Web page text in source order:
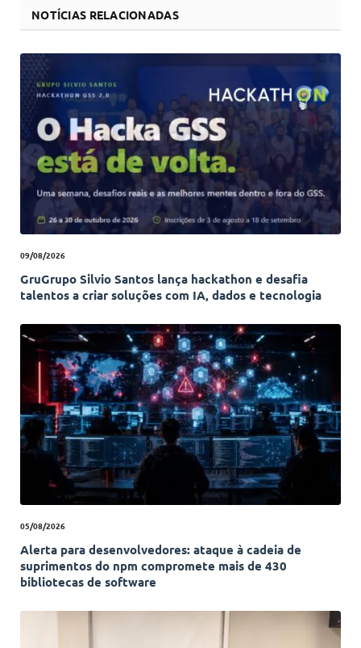
NOTÍCIAS RELACIONADAS
09/08/2026
GruGrupo Silvio Santos lança hackathon e desafia
talentos a criar soluções com IA, dados e tecnologia
05/08/2026
Alerta para desenvolvedores: ataque à cadeia de
suprimentos do npm compromete mais de 430
bibliotecas de software